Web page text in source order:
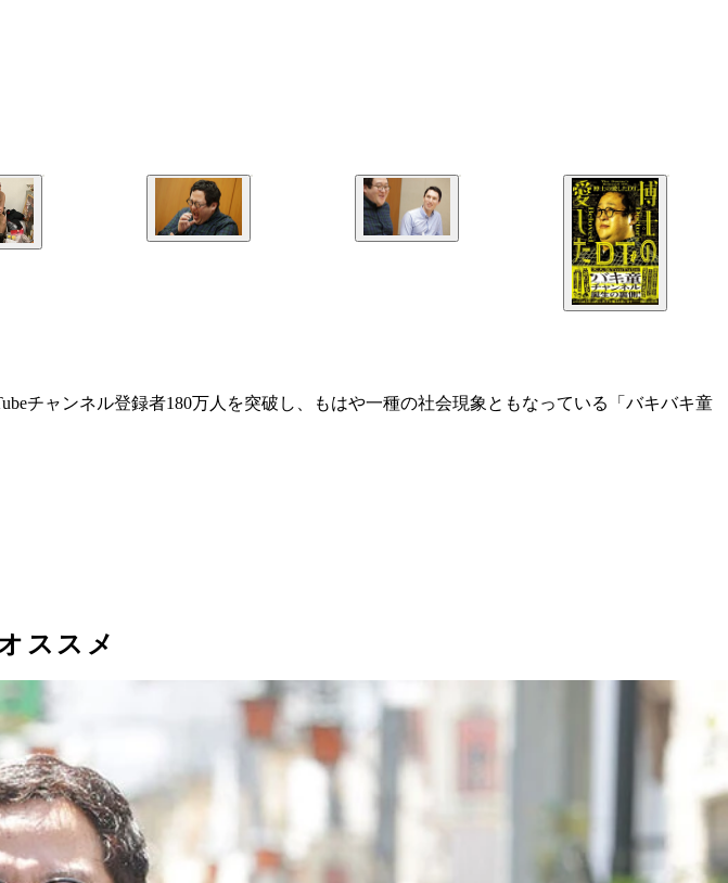
チャンネル登録者180万人を突破し、もはや一種の社会現象ともなっている「バキバキ童
ススメ